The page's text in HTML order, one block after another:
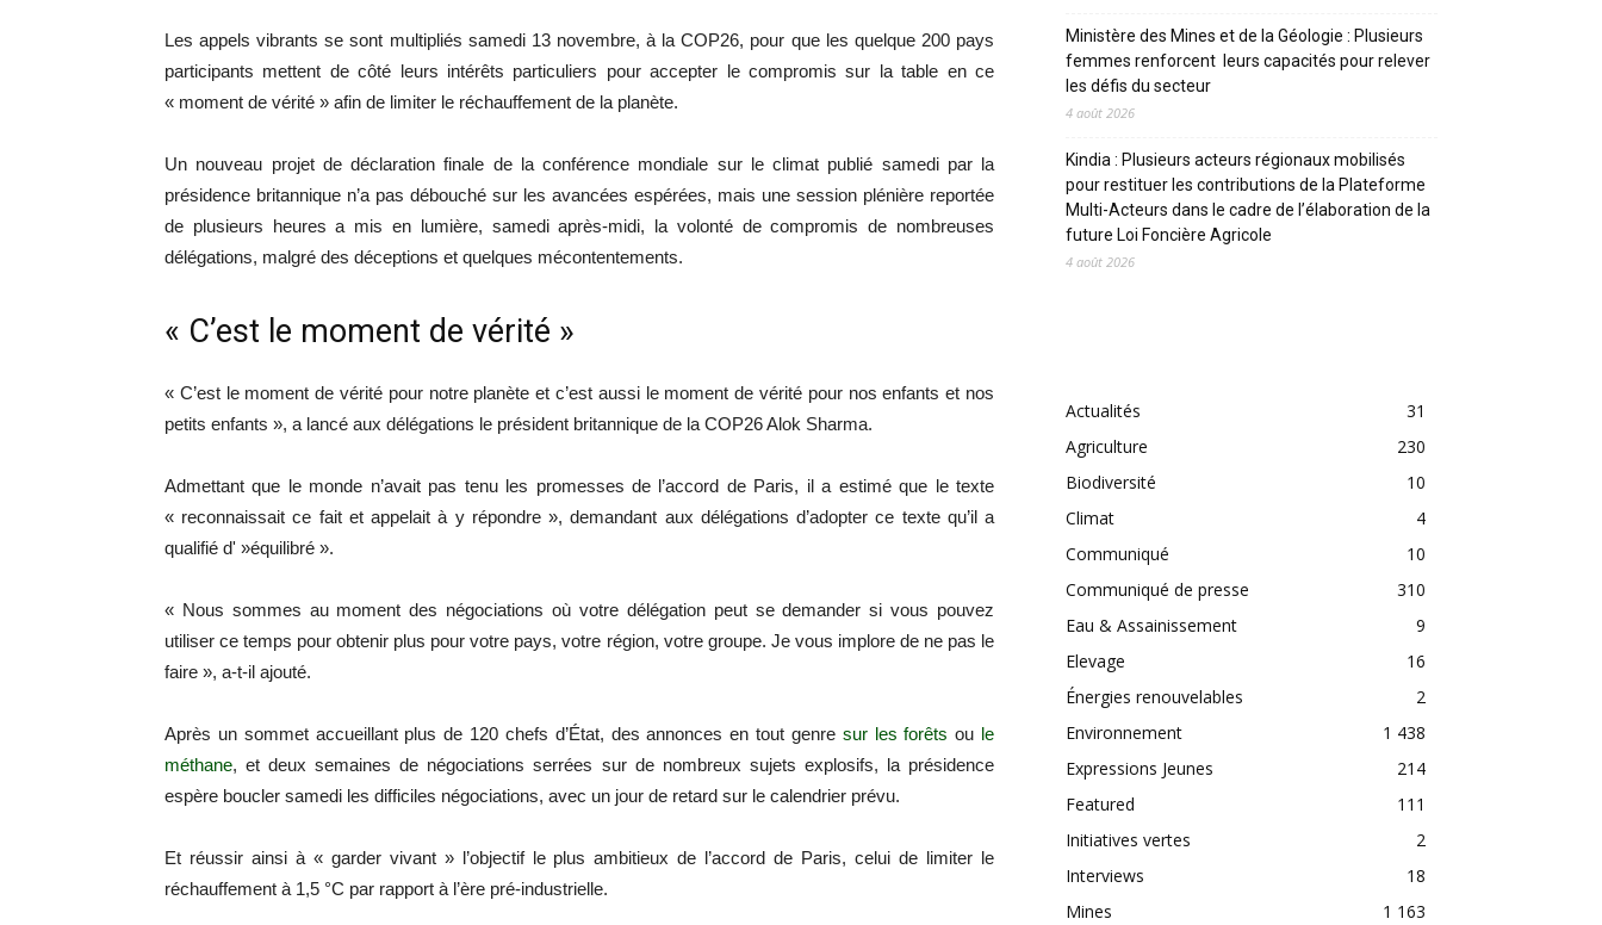
Les appels vibrants se sont multipliés samedi 13 novembre, à la COP26, pour que les quelque 200 pays
participants mettent de côté leurs intérêts particuliers pour accepter le compromis sur la table en ce
« moment de vérité » afin de limiter le réchauffement de la planète.
Un nouveau projet de déclaration finale de la conférence mondiale sur le climat publié samedi par la
présidence britannique n’a pas débouché sur les avancées espérées, mais une session plénière reportée
de plusieurs heures a mis en lumière, samedi après-midi, la volonté de compromis de nombreuses
délégations, malgré des déceptions et quelques mécontentements.
« C’est le moment de vérité »
« C’est le moment de vérité pour notre planète et c’est aussi le moment de vérité pour nos enfants et nos
petits enfants », a lancé aux délégations le président britannique de la COP26 Alok Sharma.
Admettant que le monde n’avait pas tenu les promesses de l’accord de Paris, il a estimé que le texte
« reconnaissait ce fait et appelait à y répondre », demandant aux délégations d’adopter ce texte qu’il a
qualifié d' »équilibré ».
« Nous sommes au moment des négociations où votre délégation peut se demander si vous pouvez
utiliser ce temps pour obtenir plus pour votre pays, votre région, votre groupe. Je vous implore de ne pas le
faire », a-t-il ajouté.
Après un sommet accueillant plus de 120 chefs d’État, des annonces en tout genre sur les forêts ou le
méthane, et deux semaines de négociations serrées sur de nombreux sujets explosifs, la présidence
espère boucler samedi les difficiles négociations, avec un jour de retard sur le calendrier prévu.
Et réussir ainsi à « garder vivant » l’objectif le plus ambitieux de l’accord de Paris, celui de limiter le
réchauffement à 1,5 °C par rapport à l’ère pré-industrielle.
Ministère des Mines et de la Géologie : Plusieurs
femmes renforcent leurs capacités pour relever
les défis du secteur
4 août 2026
Kindia : Plusieurs acteurs régionaux mobilisés
pour restituer les contributions de la Plateforme
Multi-Acteurs dans le cadre de l’élaboration de la
future Loi Foncière Agricole
4 août 2026
Actualités
31
Agriculture
230
Biodiversité
10
Climat
4
Communiqué
10
Communiqué de presse
310
Eau & Assainissement
9
Elevage
16
Énergies renouvelables
2
Environnement
1 438
Expressions Jeunes
214
Featured
111
Initiatives vertes
2
Interviews
18
Mines
1 163